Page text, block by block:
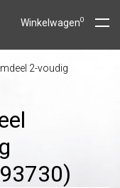
Winkelwagen0
2-voudig